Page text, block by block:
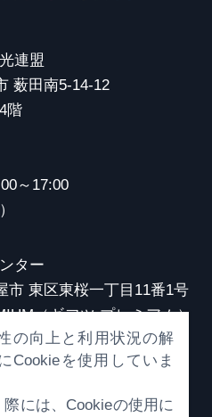
連盟
薮田南5-14-12
階
～17:00
ター
市 東区東桜一丁目11番1号
（ギフツ プレミアム）
の向上と利用状況の解
Cookieを使用していま
には、Cookieの使用に